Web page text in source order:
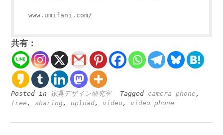
www.umifani.com/
共有：
Posted in 家具デザイン研究室 Tagged camera phone ,
free , sharing , upload, video , video phone